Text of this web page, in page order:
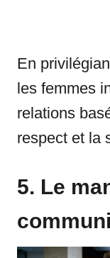
En
les femmes
relations
respect et la
5. Le